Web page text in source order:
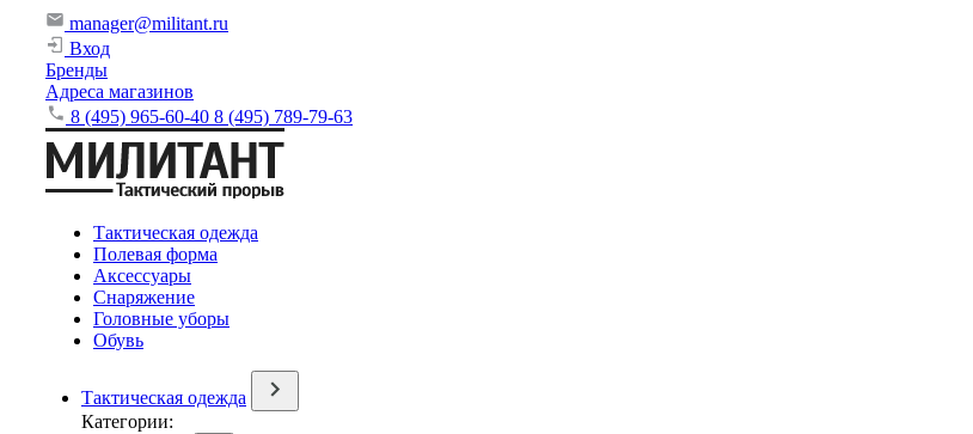
manager@militant.ru
Вход
Бренды
Адреса магазинов
8 (495) 965-60-40 8 (495) 789-79-63
Тактическая одежда
Полевая форма
Аксессуары
Снаряжение
Головные уборы
Обувь
Тактическая одежда
Категории: